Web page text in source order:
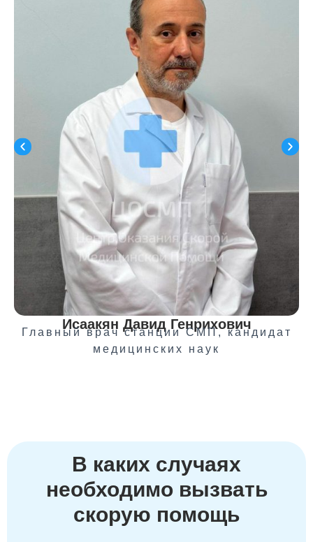
Исаакян Давид Генрихович
Главный врач станции СМП, кандидат
медицинских наук
В каких случаях
необходимо вызвать
скорую помощь